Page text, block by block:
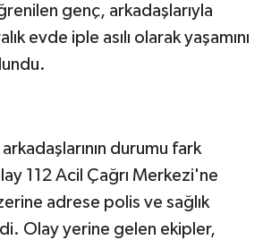
genç, arkadaşlarıyla
evde iple asılı olarak yaşamını
durumu fark
112 Acil Çağrı Merkezi'ne
adrese polis ve sağlık
Olay yerine gelen ekipler,